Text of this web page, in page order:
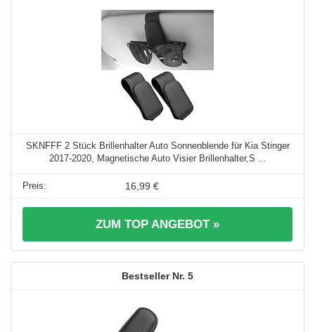
SKNFFF 2 Stück Brillenhalter Auto Sonnenblende für Kia Stinger
2017-2020, Magnetische Auto Visier Brillenhalter,S ...
16,99 €
ZUM TOP ANGEBOT »
5